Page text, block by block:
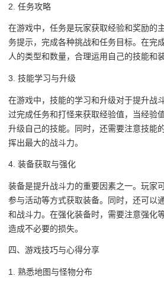
2. 任务攻略
在游戏中，任务是玩家获取经验和奖励的
务提示，完成各种挑战和任务目标。在完
人的类型和数量，合理运用自己的技能和
3. 技能学习与升级
在游戏中，技能的学习和升级对于提升战
过完成任务和打怪来获取经验值，当经验
升级自己的技能。同时，还需要注意技能
挥出最大的战斗力。
4. 装备获取与强化
装备是提升战斗力的重要因素之一。玩家
参与活动等方式获取装备。同时，还可以
和战斗力。在强化装备时，需要注意强化
造成不必要的损失。
四、游戏技巧与心得分享
1. 熟悉地图与怪物分布